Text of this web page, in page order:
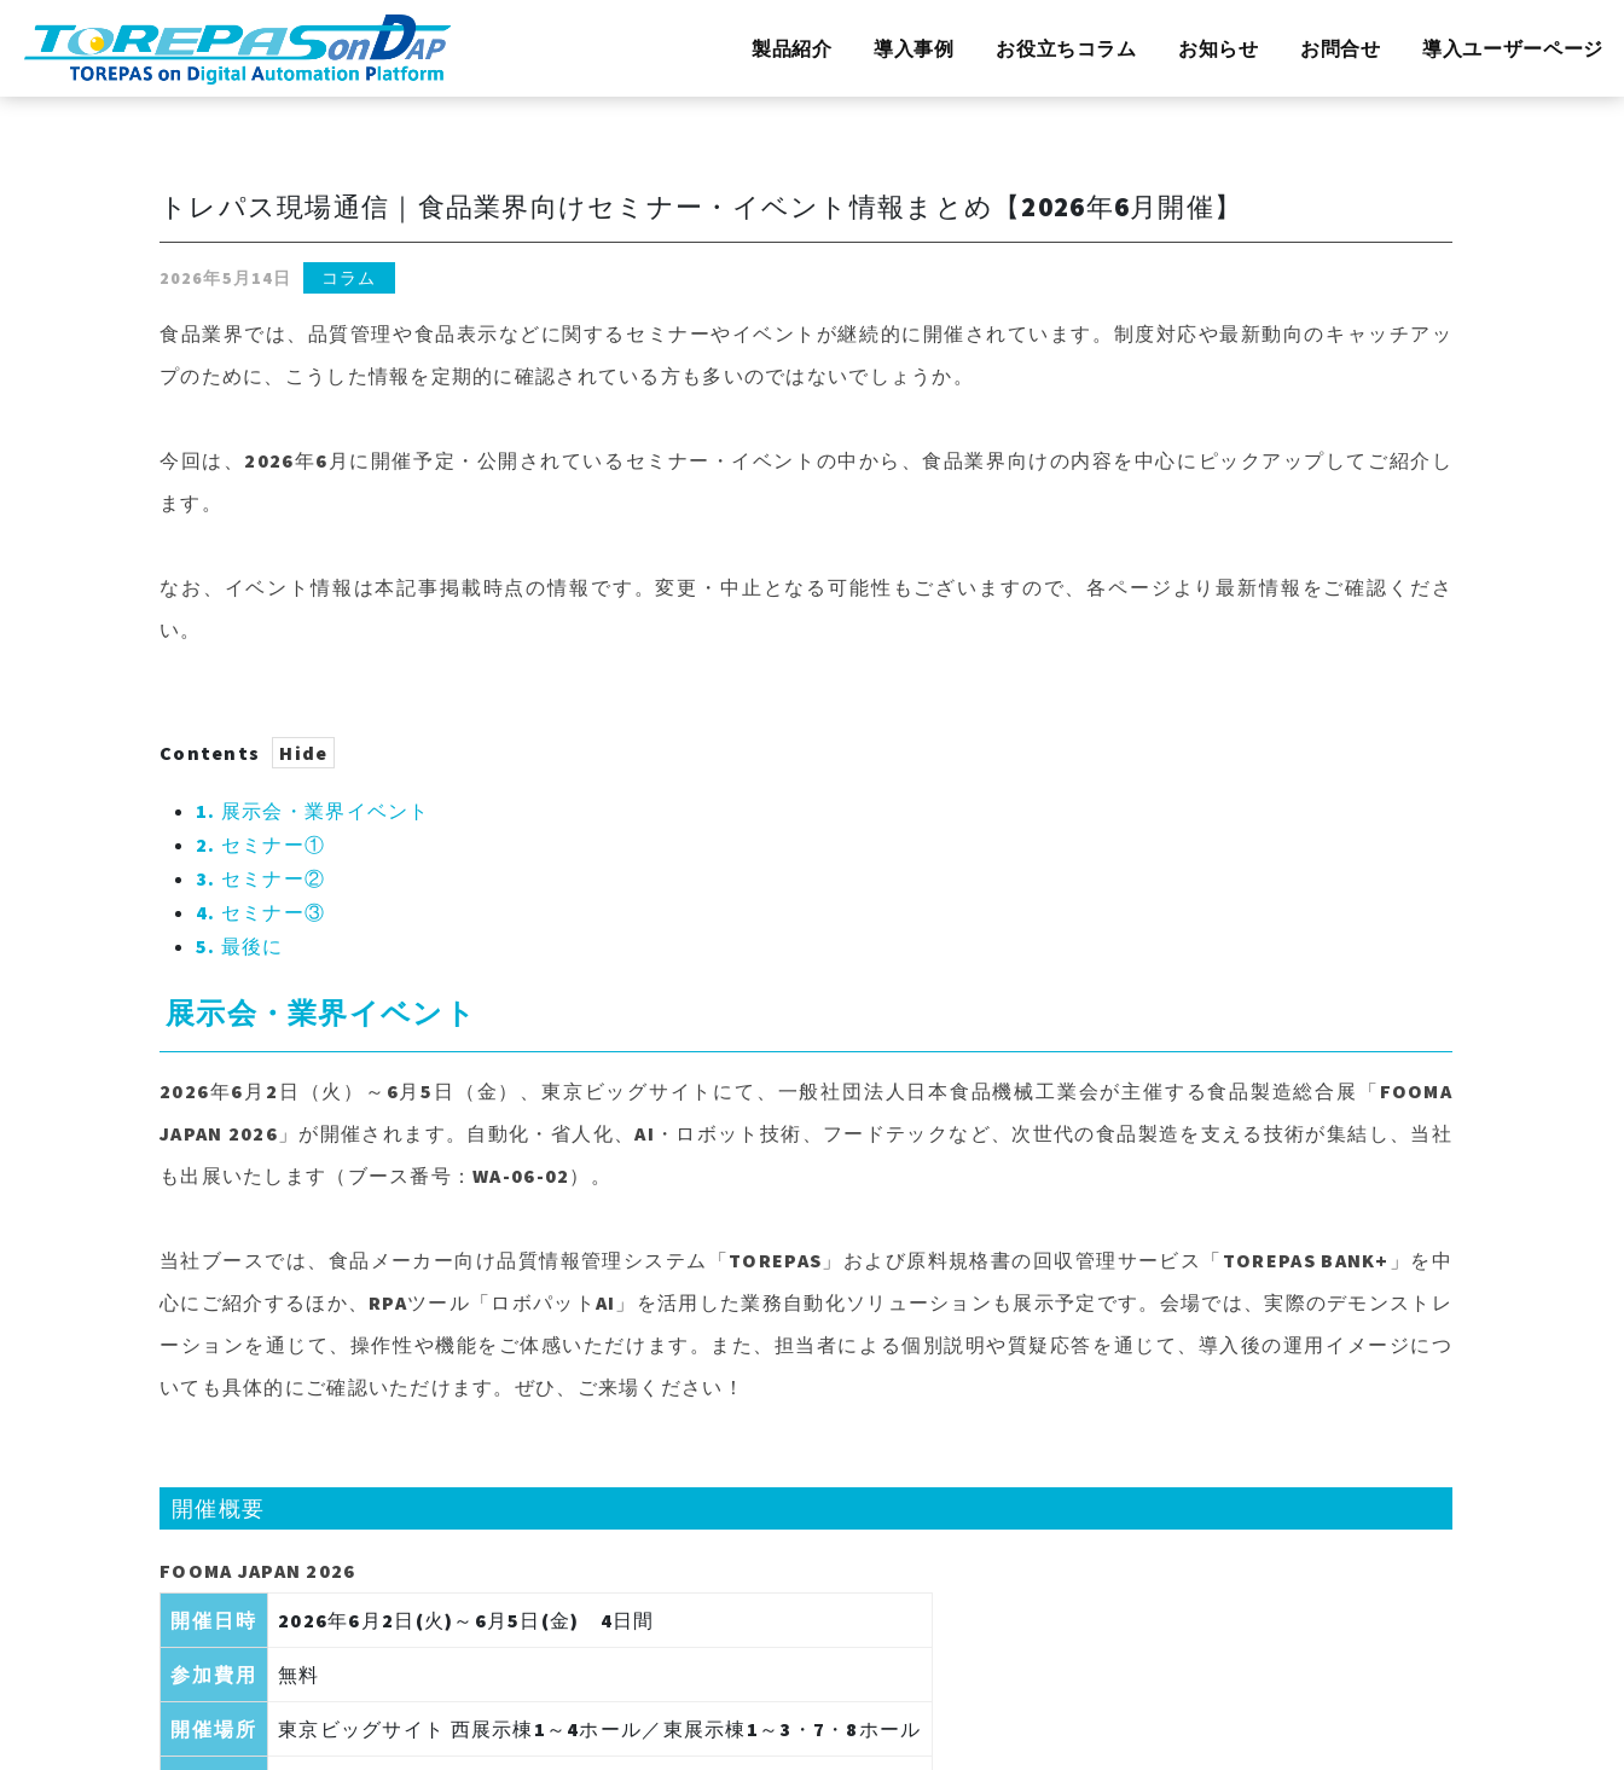
製品紹介 導入事例 お役立ちコラム お知らせ お問合せ 導入ユーザーページ
トレパス現場通信｜食品業界向けセミナー・イベント情報まとめ【2026年6月開催】
2026年5月14日 コラム
食品業界では、品質管理や食品表示などに関するセミナーやイベントが継続的に開催されています。制度対応や最新動向のキャッチアッ
プのために、こうした情報を定期的に確認されている方も多いのではないでしょうか。
今回は、2026年6月に開催予定・公開されているセミナー・イベントの中から、食品業界向けの内容を中心にピックアップしてご紹介し
ます。
なお、イベント情報は本記事掲載時点の情報です。変更・中止となる可能性もございますので、各ページより最新情報をご確認くださ
い。
Contents
1. 展示会・業界イベント
2. セミナー①
3. セミナー②
4. セミナー③
5. 最後に
展示会・業界イベント
2026年6月2日（火）～6月5日（金）、東京ビッグサイトにて、一般社団法人日本食品機械工業会が主催する食品製造総合展「FOOMA
JAPAN 2026」が開催されます。自動化・省人化、AI・ロボット技術、フードテックなど、次世代の食品製造を支える技術が集結し、当社
も出展いたします（ブース番号：WA-06-02）。
当社ブースでは、食品メーカー向け品質情報管理システム「TOREPAS」および原料規格書の回収管理サービス「TOREPAS BANK+」を中
心にご紹介するほか、RPAツール「ロボパットAI」を活用した業務自動化ソリューションも展示予定です。会場では、実際のデモンストレ
ーションを通じて、操作性や機能をご体感いただけます。また、担当者による個別説明や質疑応答を通じて、導入後の運用イメージにつ
いても具体的にご確認いただけます。ぜひ、ご来場ください！
開催概要
FOOMA JAPAN 2026
開催日時 2026年6月2日(火)～6月5日(金) 4日間
参加費用 無料
開催場所 東京ビッグサイト 西展示棟1～4ホール／東展示棟1～3・7・8ホール